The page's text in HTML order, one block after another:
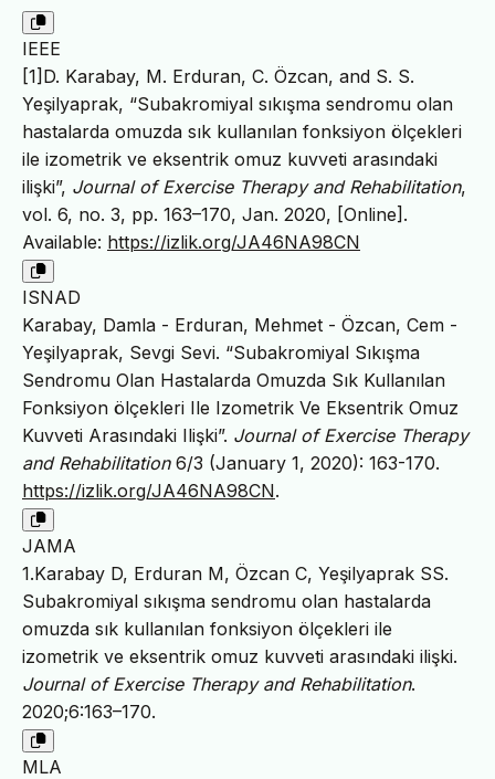
IEEE
[1]D. Karabay, M. Erduran, C. Özcan, and S. S.
Yeşilyaprak, “Subakromiyal sıkışma sendromu olan
hastalarda omuzda sık kullanılan fonksiyon ölçekleri
ile izometrik ve eksentrik omuz kuvveti arasındaki
ilişki”, Journal of Exercise Therapy and Rehabilitation,
vol. 6, no. 3, pp. 163–170, Jan. 2020, [Online].
Available: https://izlik.org/JA46NA98CN
ISNAD
Karabay, Damla - Erduran, Mehmet - Özcan, Cem -
Yeşilyaprak, Sevgi Sevi. “Subakromiyal Sıkışma
Sendromu Olan Hastalarda Omuzda Sık Kullanılan
Fonksiyon ölçekleri Ile Izometrik Ve Eksentrik Omuz
Kuvveti Arasındaki Ilişki”. Journal of Exercise Therapy
and Rehabilitation6/3 (January 1, 2020): 163-170.
https://izlik.org/JA46NA98CN.
JAMA
1.Karabay D, Erduran M, Özcan C, Yeşilyaprak SS.
Subakromiyal sıkışma sendromu olan hastalarda
omuzda sık kullanılan fonksiyon ölçekleri ile
izometrik ve eksentrik omuz kuvveti arasındaki ilişki.
Journal of Exercise Therapy and Rehabilitation.
2020;6:163–170.
MLA